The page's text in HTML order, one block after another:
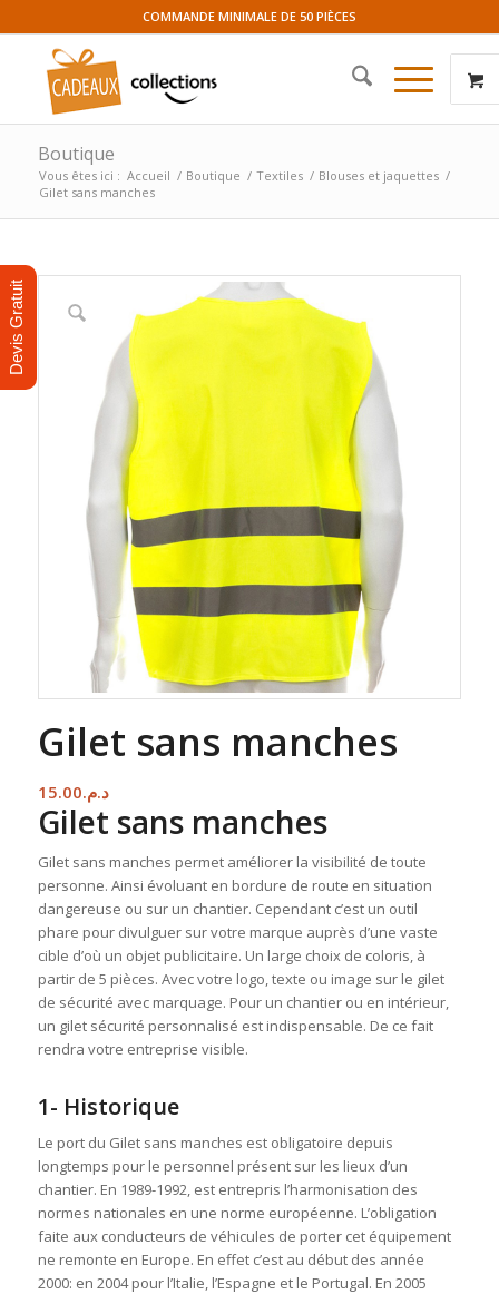
COMMANDE MINIMALE DE 50 PIÈCES
Boutique
Vous êtes ici : Accueil / Boutique / Textiles / Blouses et jaquettes /
Gilet sans manches
Gilet sans manches
د.م.15.00
Gilet sans manches
Gilet sans manches permet améliorer la visibilité de toute
personne. Ainsi évoluant en bordure de route en situation
dangereuse ou sur un chantier. Cependant c’est un outil
phare pour divulguer sur votre marque auprès d’une vaste
cible d’où un objet publicitaire. Un large choix de coloris, à
partir de 5 pièces. Avec votre logo, texte ou image sur le gilet
de sécurité avec marquage. Pour un chantier ou en intérieur,
un gilet sécurité personnalisé est indispensable. De ce fait
rendra votre entreprise visible.
1- Historique
Le port du Gilet sans manches est obligatoire depuis
longtemps pour le personnel présent sur les lieux d’un
chantier. En 1989-1992, est entrepris l’harmonisation des
normes nationales en une norme européenne. L’obligation
faite aux conducteurs de véhicules de porter cet équipement
ne remonte en Europe. En effet c’est au début des année
2000: en 2004 pour l’Italie, l’Espagne et le Portugal. En 2005
Devis Gratuit